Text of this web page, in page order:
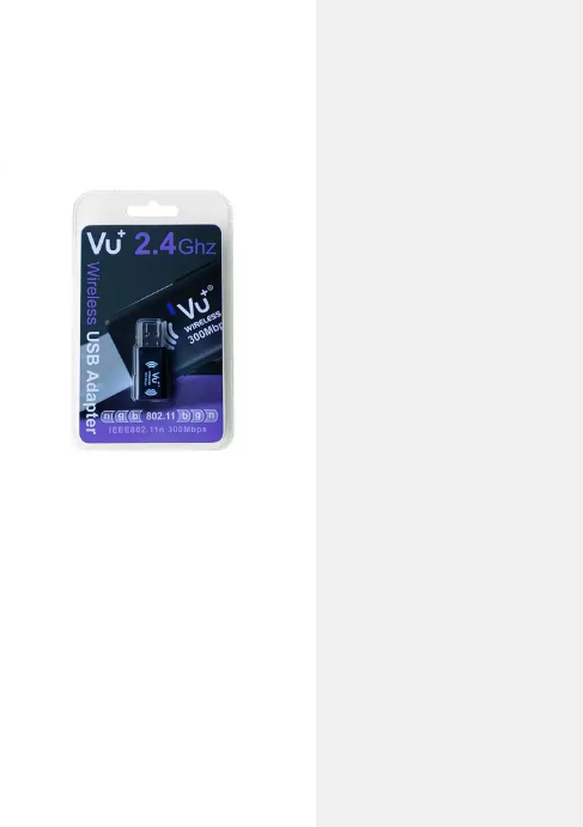
Wireless USB Adapter 300 Mbps
incl. WPS Setup SAT-Receiver
UVP
lieferbar - in 2-3 Werktagen bei dir